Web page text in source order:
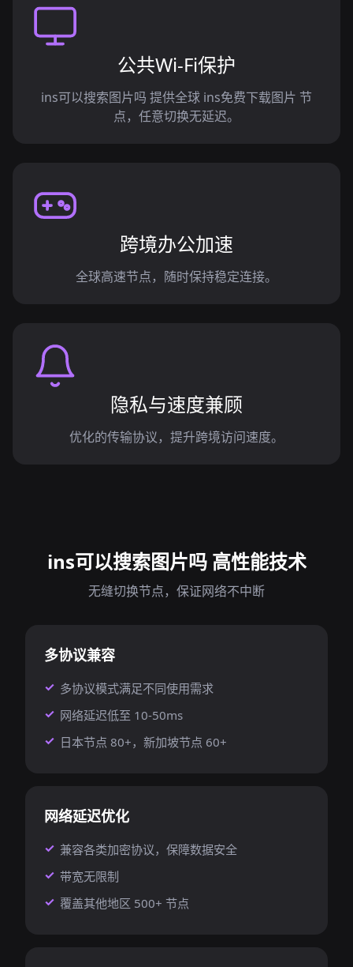
公共Wi-Fi保护
ins可以搜索图片吗 提供全球 ins免费下载图片 节
点，任意切换无延迟。
跨境办公加速
全球高速节点，随时保持稳定连接。
隐私与速度兼顾
优化的传输协议，提升跨境访问速度。
ins可以搜索图片吗 高性能技术
无缝切换节点，保证网络不中断
多协议兼容
多协议模式满足不同使用需求
网络延迟低至 10-50ms
日本节点 80+，新加坡节点 60+
网络延迟优化
兼容各类加密协议，保障数据安全
带宽无限制
覆盖其他地区 500+ 节点